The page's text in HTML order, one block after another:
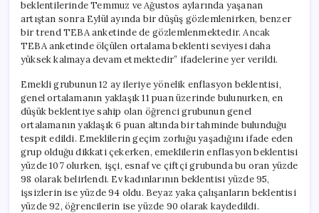
beklentilerinde Temmuz ve Ağustos aylarında yaşanan
artıştan sonra Eylül ayında bir düşüş gözlemlenirken, benzer
bir trend TEBA anketinde de gözlemlenmektedir. Ancak
TEBA anketinde ölçülen ortalama beklenti seviyesi daha
yüksek kalmaya devam etmektedir” ifadelerine yer verildi.
Emekli grubunun 12 ay ileriye yönelik enflasyon beklentisi,
genel ortalamanın yaklaşık 11 puan üzerinde bulunurken, en
düşük beklentiye sahip olan öğrenci grubunun genel
ortalamanın yaklaşık 6 puan altında bir tahminde bulunduğu
tespit edildi. Emeklilerin geçim zorluğu yaşadığını ifade eden
grup olduğu dikkati çekerken, emeklilerin enflasyon beklentisi
yüzde 107 olurken, işçi, esnaf ve çiftçi grubunda bu oran yüzde
98 olarak belirlendi. Ev kadınlarının beklentisi yüzde 95,
işsizlerin ise yüzde 94 oldu. Beyaz yaka çalışanların beklentisi
yüzde 92, öğrencilerin ise yüzde 90 olarak kaydedildi.